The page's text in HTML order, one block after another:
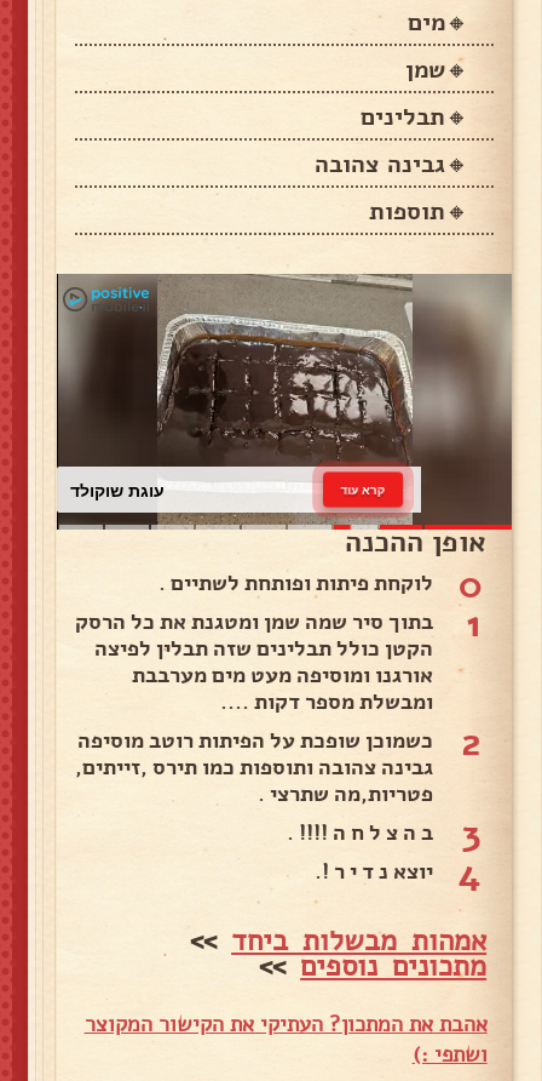
🔸מים
🔸שמן
🔸תבלינים
🔸גבינה צהובה
🔸תוספות
עוגת שוקולד קרא עוד
אופן ההכנה
0 לוקחת פיתות ופותחת לשתיים .
1
בתוך סיר שמה שמן ומטגנת את כל הרסק
הקטן כולל תבלינים שזה תבלין לפיצה
אורגנו ומוסיפה מעט מים מערבבת
ומבשלת מספר דקות ....
2
כשמוכן שופכת על הפיתות רוטב מוסיפה
גבינה צהובה ותוספות כמו תירס ,זייתים,
פטריות,מה שתרצי .
3 ב ה צ ל ח ה !!!! .
4 יוצא נ ד י ר !.
אמהות מבשלות ביחד >>
מתכונים נוספים>>
אהבת את המתכון? העתיקי את הקישור המקוצר
ושתפי :)